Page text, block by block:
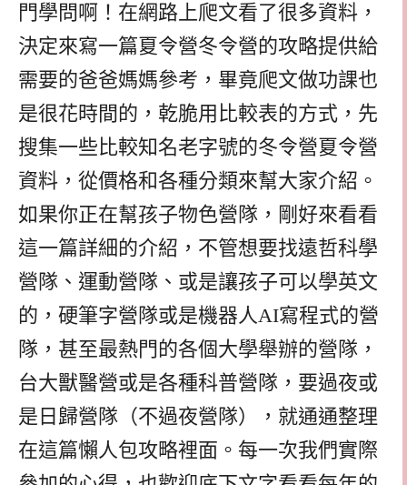
門學問啊！在網路上爬文看了很多資料，
決定來寫一篇夏令營冬令營的攻略提供給
需要的爸爸媽媽參考，畢竟爬文做功課也
是很花時間的，乾脆用比較表的方式，先
搜集一些比較知名老字號的冬令營夏令營
資料，從價格和各種分類來幫大家介紹。
如果你正在幫孩子物色營隊，剛好來看看
這一篇詳細的介紹，不管想要找遠哲科學
營隊、運動營隊、或是讓孩子可以學英文
的，硬筆字營隊或是機器人AI寫程式的營
隊，甚至最熱門的各個大學舉辦的營隊，
台大獸醫營或是各種科普營隊，要過夜或
是日歸營隊（不過夜營隊），就通通整理
在這篇懶人包攻略裡面。每一次我們實際